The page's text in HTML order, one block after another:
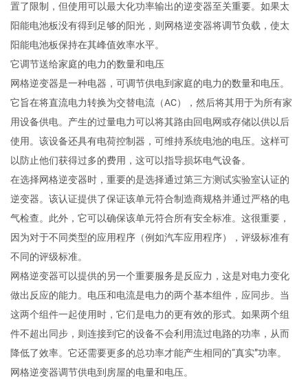
置了限制，但使用可以最大化功率输出的逆变器至关重要。如果太
阳能电池板没有得到足够的阳光，则网格逆变器将调节负载，使太
阳能电池板保持在其峰值效率水平。
它调节送给家庭的电力的数量和电压
网格逆变器是一种电器，可调节供电到家庭的电力的数量和电压。
它旨在将直流电力转换为交替电流（AC），然后将其用于为所有家
用设备供电。产生的过量电力可以将其路由回电网或存储以供以后
使用。该设备还具有电荷控制器，可维持系统电池的电压。这样可
以防止他们获得过多的费用，这可以指导损坏电气设备。
在选择网格逆变器时，重要的是选择通过第三方测试实验室认证的
逆变器。该认证提供了保证该单元符合制造商规格并通过严格的电
气检查。此外，它可以确保该单元符合所有安全标准。这很重要，
因为对于不同类型的应用程序（例如汽车应用程序），评级标准有
不同的评级标准。
网格逆变器可以提供的另一个重要服务是反应力，这是对电力变化
做出反应的能力。电压和电流是电力的两个基本组件，应同步。当
这两个组件一起使用时，它们是电力的更有效的形式。如果两个组
件不超出同步，则连接到它的设备不会利用流过电路的功率，从而
降低了效率。它还需要更多的总功率才能产生相同的“真实”功率。
网格逆变器调节供电到房屋的电量和电压。